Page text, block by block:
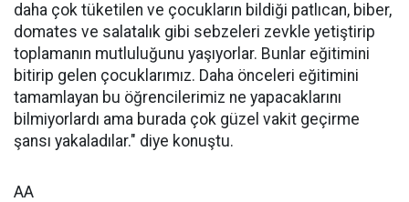
daha çok tüketilen ve çocukların bildiği patlıcan, biber,
domates ve salatalık gibi sebzeleri zevkle yetiştirip
toplamanın mutluluğunu yaşıyorlar. Bunlar eğitimini
bitirip gelen çocuklarımız. Daha önceleri eğitimini
tamamlayan bu öğrencilerimiz ne yapacaklarını
bilmiyorlardı ama burada çok güzel vakit geçirme
şansı yakaladılar." diye konuştu.
AA